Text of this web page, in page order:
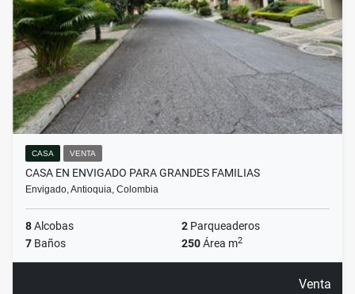
CASA VENTA
CASA EN ENVIGADO PARA GRANDES FAMILIAS
Envigado, Antioquia, Colombia
8Alcobas 2 Parqueaderos
7 Baños 250Área m2
Venta